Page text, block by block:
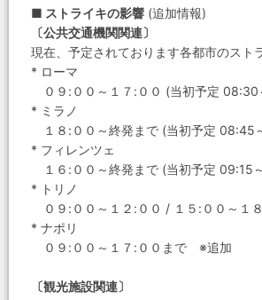
■ ストライキの影響 (追加情報)
〔公共交通機関関連〕
現在、予定されております各都市のスト
* ローマ
０９:００～１７:００ (当初予定
* ミラノ
１８:００～終発まで (当初予定 08:45
* フィレンツェ
１６:００～終発まで (当初予定 09:15
* トリノ
０９:００～１２:００ / １５:００～１
* ナポリ
０９:００～１７:００まで ※追加
〔観光施設関連〕